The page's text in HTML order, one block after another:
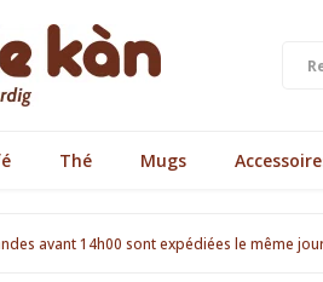
Thé Mugs
avant 14h00 sont expédiées le même